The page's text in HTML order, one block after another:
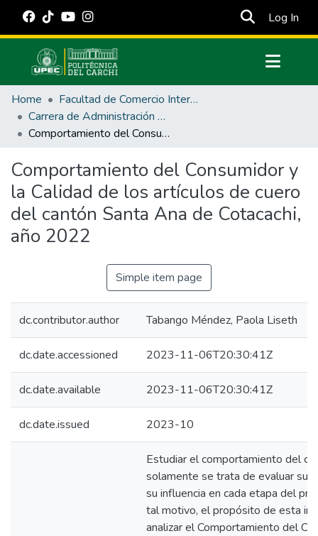
Log In
Communities & Collections
All of DSpace
Statistics
Estadísticas Externas
Manuales
Home
Facultad de Comercio Internacional, Integración, Administración y Economía Empresarial
Carrera de Administración de Empresas y Marketing
Comportamiento del Consumidor y la Calidad de los artículos de cuero del cantón Santa Ana de Cotacachi, año 2022
Comportamiento del Consumidor y
la Calidad de los artículos de cuero
del cantón Santa Ana de Cotacachi,
año 2022
Simple item page
dc.contributor.author Tabango Méndez, Paola Liseth
dc.date.accessioned 2023-11-06T20:30:41Z
dc.date.available 2023-11-06T20:30:41Z
dc.date.issued 2023-10
Estudiar el comportamiento del
solamente se trata de evaluar su
su influencia en cada etapa del
tal motivo, el propósito de esta
analizar el Comportamiento del